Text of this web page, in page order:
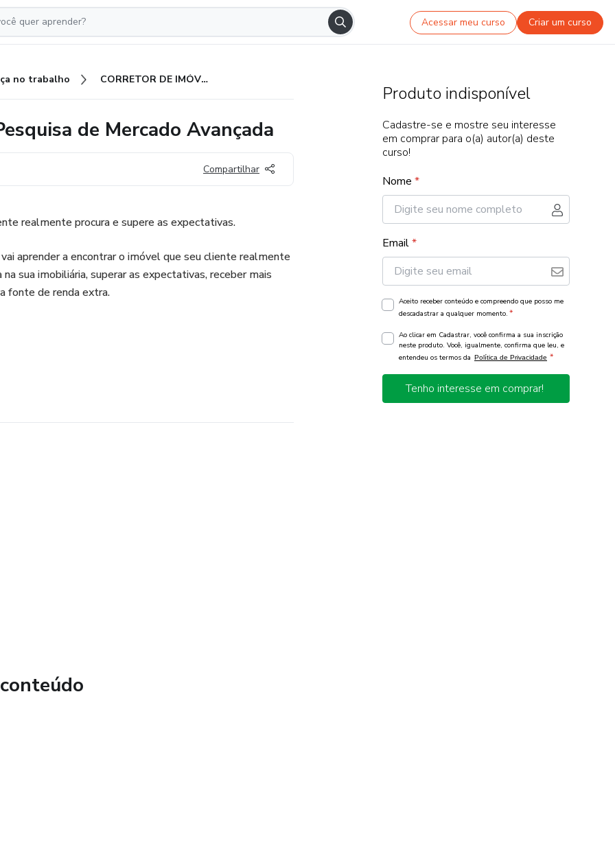
Acessar meu curso Criar um curso
no trabalho CORRETOR DE IMÓVEIS 4.0 | Pesquisa de Mercado Avançada
de Mercado Avançada
Compartilhar
realmente procura e supere as expectativas.
aprender a encontrar o imóvel que seu cliente realmente
sua imobiliária, superar as expectativas, receber mais
fonte de renda extra.
Produto indisponível
Cadastre-se e mostre seu interesse
em comprar para o(a) autor(a) deste
curso!
Nome *
Email*
Aceito receber conteúdo e compreendo que posso me
descadastrar a qualquer momento. *
Ao clicar em Cadastrar, você confirma a sua inscrição
neste produto. Você, igualmente, confirma que leu, e
entendeu os termos da Política de Privacidade *
Tenho interesse em comprar!